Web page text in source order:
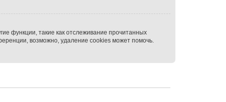
функции, такие как отслеживание прочитанных
возможно, удаление cookies может помочь.